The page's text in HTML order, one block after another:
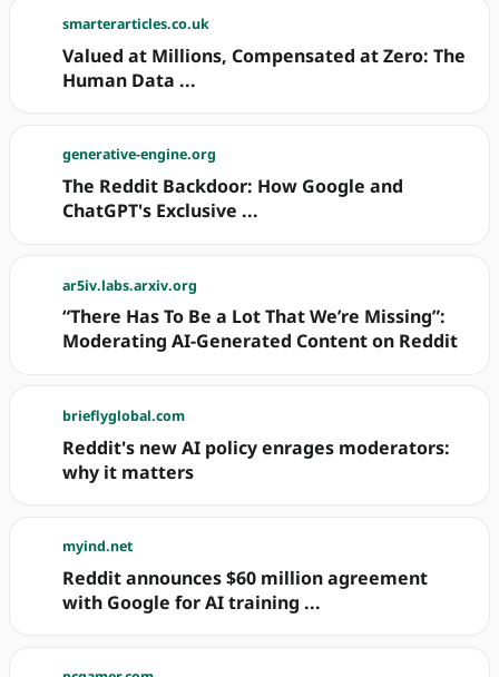
smarterarticles.co.uk
Valued at Millions, Compensated at Zero: The
Human Data ...
generative-engine.org
The Reddit Backdoor: How Google and
ChatGPT's Exclusive ...
ar5iv.labs.arxiv.org
“There Has To Be a Lot That We’re Missing”:
Moderating AI-Generated Content on Reddit
brieflyglobal.com
Reddit's new AI policy enrages moderators:
why it matters
myind.net
Reddit announces $60 million agreement
with Google for AI training ...